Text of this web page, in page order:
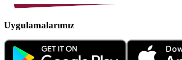
Uygulamalarımız